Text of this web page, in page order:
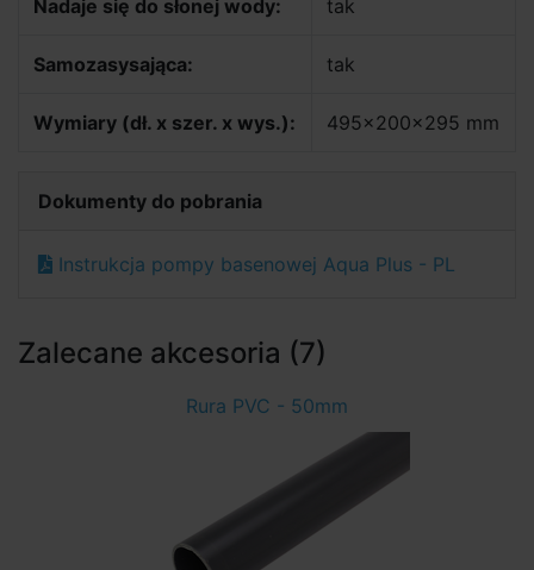
Nadaje się do słonej wody: tak
Samozasysająca: tak
Wymiary (dł. x szer. x wys.): 495x200x295 mm
Dokumenty do pobrania
Instrukcja pompy basenowej Aqua Plus - PL
Zalecane akcesoria (7)
Rura PVC - 50mm